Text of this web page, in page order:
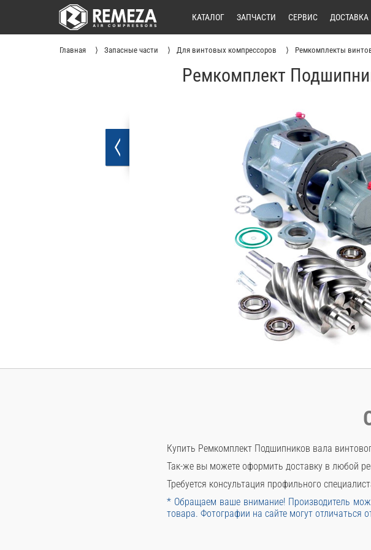
КАТАЛОГ ЗАПЧАСТИ СЕРВИС ДОСТАВКА
Главная Запасные части Для винтовых компрессоров Ремкомплекты
Ремкомплект
Купить Ремкомплект Подшипников вала
Так-же вы можете оформить доставку в любой
Требуется консультация профильного
* Обращаем ваше внимание! Производитель
товара. Фотографии на сайте могут отличаться